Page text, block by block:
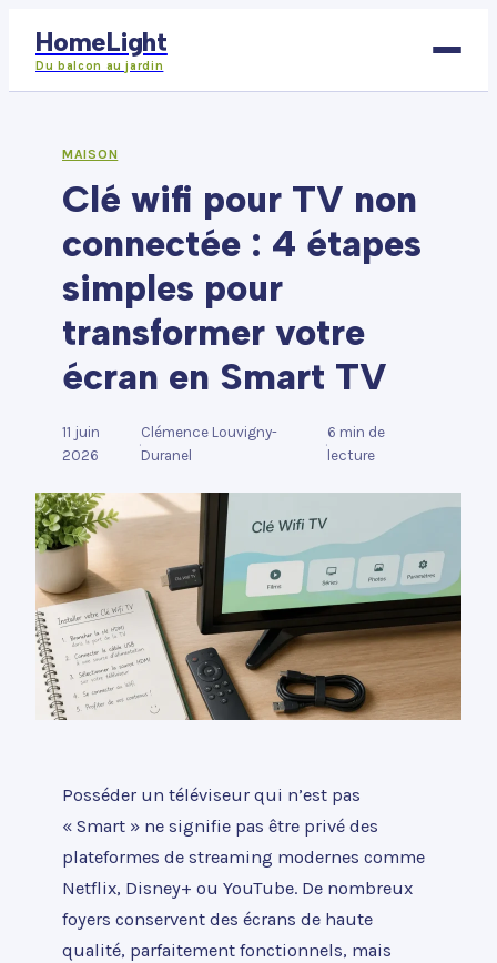
HomeLight
Du balcon au jardin
Déco
Jardinage
Maison
MAISON
Clé wifi pour TV non
connectée : 4 étapes
simples pour
transformer votre
écran en Smart TV
11 juin
2026
·
Clémence Louvigny-
Duranel
·
6 min de
lecture
Posséder un téléviseur qui n’est pas
« Smart » ne signifie pas être privé des
plateformes de streaming modernes comme
Netflix, Disney+ ou YouTube. De nombreux
foyers conservent des écrans de haute
qualité, parfaitement fonctionnels, mais